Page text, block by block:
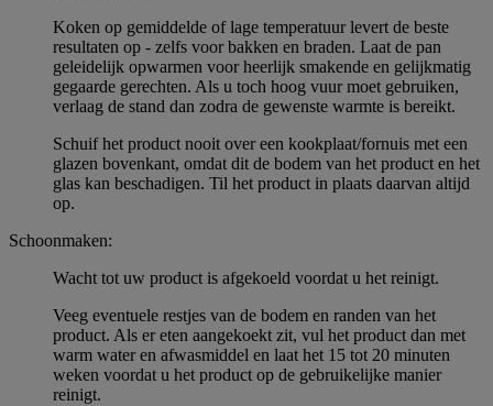
Koken op gemiddelde of lage temperatuur levert de beste
resultaten op - zelfs voor bakken en braden. Laat de pan
geleidelijk opwarmen voor heerlijk smakende en gelijkmatig
gegaarde gerechten. Als u toch hoog vuur moet gebruiken,
verlaag de stand dan zodra de gewenste warmte is bereikt.
Schuif het product nooit over een kookplaat/fornuis met een
glazen bovenkant, omdat dit de bodem van het product en het
glas kan beschadigen. Til het product in plaats daarvan altijd
op.
Schoonmaken:
Wacht tot uw product is afgekoeld voordat u het reinigt.
Veeg eventuele restjes van de bodem en randen van het
product. Als er eten aangekoekt zit, vul het product dan met
warm water en afwasmiddel en laat het 15 tot 20 minuten
weken voordat u het product op de gebruikelijke manier
reinigt.